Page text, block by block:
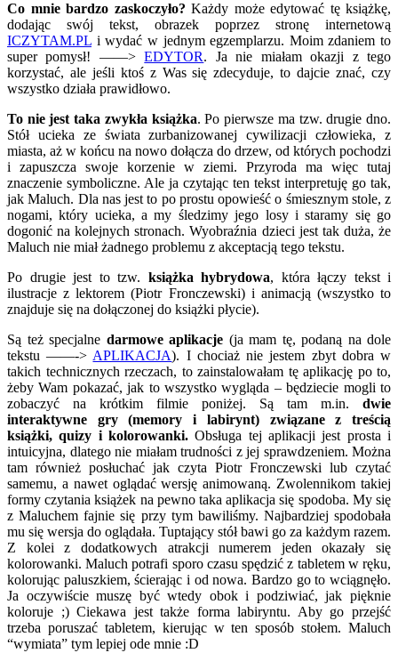
Co mnie bardzo zaskoczyło? Każdy może edytować tę książkę,
dodając swój tekst, obrazek poprzez stronę internetową
ICZYTAM.PL i wydać w jednym egzemplarzu. Moim zdaniem to
super pomysł! ——>EDYTOR. Ja nie miałam okazji z tego
korzystać, ale jeśli ktoś z Was się zdecyduje, to dajcie znać, czy
wszystko działa prawidłowo.
To nie jest taka zwykła książka. Po pierwsze ma tzw. drugie dno.
Stół ucieka ze świata zurbanizowanej cywilizacji człowieka, z
miasta, aż w końcu na nowo dołącza do drzew, od których pochodzi
i zapuszcza swoje korzenie w ziemi. Przyroda ma więc tutaj
znaczenie symboliczne. Ale ja czytając ten tekst interpretuję go tak,
jak Maluch. Dla nas jest to po prostu opowieść o śmiesznym stole, z
nogami, który ucieka, a my śledzimy jego losy i staramy się go
dogonić na kolejnych stronach. Wyobraźnia dzieci jest tak duża, że
Maluch nie miał żadnego problemu z akceptacją tego tekstu.
Po drugie jest to tzw. książka hybrydowa, która łączy tekst i
ilustracje z lektorem (Piotr Fronczewski) i animacją (wszystko to
znajduje się na dołączonej do książki płycie).
Są też specjalne darmowe aplikacje (ja mam tę, podaną na dole
tekstu ——->APLIKACJA). I chociaż nie jestem zbyt dobra w
takich technicznych rzeczach, to zainstalowałam tę aplikację po to,
żeby Wam pokazać, jak to wszystko wygląda – będziecie mogli to
zobaczyć na krótkim filmie poniżej. Są tam m.in. dwie
interaktywne gry (memory i labirynt) związane z treścią
książki, quizy i kolorowanki. Obsługa tej aplikacji jest prosta i
intuicyjna, dlatego nie miałam trudności z jej sprawdzeniem. Można
tam również posłuchać jak czyta Piotr Fronczewski lub czytać
samemu, a nawet oglądać wersję animowaną. Zwolennikom takiej
formy czytania książek na pewno taka aplikacja się spodoba. My się
z Maluchem fajnie się przy tym bawiliśmy. Najbardziej spodobała
mu się wersja do oglądała. Tuptający stół bawi go za każdym razem.
Z kolei z dodatkowych atrakcji numerem jeden okazały się
kolorowanki. Maluch potrafi sporo czasu spędzić z tabletem w ręku,
kolorując paluszkiem, ścierając i od nowa. Bardzo go to wciągnęło.
Ja oczywiście muszę być wtedy obok i podziwiać, jak pięknie
koloruje ;) Ciekawa jest także forma labiryntu. Aby go przejść
trzeba poruszać tabletem, kierując w ten sposób stołem. Maluch
“wymiata” tym lepiej ode mnie :D